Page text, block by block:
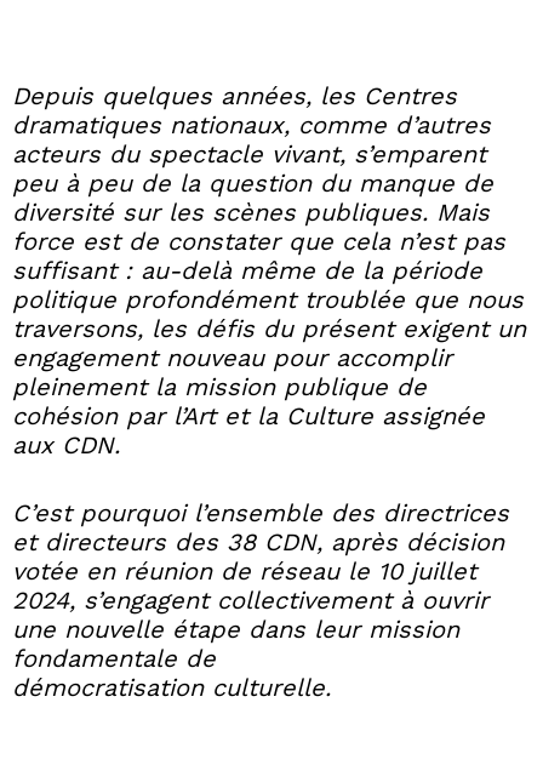
Depuis quelques années, les Centres
dramatiques nationaux, comme d’autres
acteurs du spectacle vivant, s’emparent
peu à peu de la question du manque de
diversité sur les scènes publiques. Mais
force est de constater que cela n’est pas
suffisant : au-delà même de la période
politique profondément troublée que nous
traversons, les défis du présent exigent un
engagement nouveau pour accomplir
pleinement la mission publique de
cohésion par l’Art et la Culture assignée
aux CDN.
C’est pourquoi l’ensemble des directrices
et directeurs des 38 CDN, après décision
votée en réunion de réseau le 10 juillet
2024, s’engagent collectivement à ouvrir
une nouvelle étape dans leur mission
fondamentale de
démocratisation culturelle.